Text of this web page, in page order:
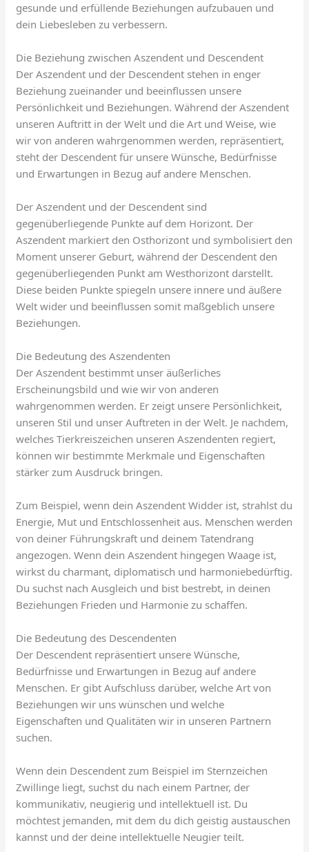
gesunde und erfüllende Beziehungen aufzubauen und
dein Liebesleben zu verbessern.
Die Beziehung zwischen Aszendent und Descendent
Der Aszendent und der Descendent stehen in enger
Beziehung zueinander und beeinflussen unsere
Persönlichkeit und Beziehungen. Während der Aszendent
unseren Auftritt in der Welt und die Art und Weise, wie
wir von anderen wahrgenommen werden, repräsentiert,
steht der Descendent für unsere Wünsche, Bedürfnisse
und Erwartungen in Bezug auf andere Menschen.
Der Aszendent und der Descendent sind
gegenüberliegende Punkte auf dem Horizont. Der
Aszendent markiert den Osthorizont und symbolisiert den
Moment unserer Geburt, während der Descendent den
gegenüberliegenden Punkt am Westhorizont darstellt.
Diese beiden Punkte spiegeln unsere innere und äußere
Welt wider und beeinflussen somit maßgeblich unsere
Beziehungen.
Die Bedeutung des Aszendenten
Der Aszendent bestimmt unser äußerliches
Erscheinungsbild und wie wir von anderen
wahrgenommen werden. Er zeigt unsere Persönlichkeit,
unseren Stil und unser Auftreten in der Welt. Je nachdem,
welches Tierkreiszeichen unseren Aszendenten regiert,
können wir bestimmte Merkmale und Eigenschaften
stärker zum Ausdruck bringen.
Zum Beispiel, wenn dein Aszendent Widder ist, strahlst du
Energie, Mut und Entschlossenheit aus. Menschen werden
von deiner Führungskraft und deinem Tatendrang
angezogen. Wenn dein Aszendent hingegen Waage ist,
wirkst du charmant, diplomatisch und harmoniebedürftig.
Du suchst nach Ausgleich und bist bestrebt, in deinen
Beziehungen Frieden und Harmonie zu schaffen.
Die Bedeutung des Descendenten
Der Descendent repräsentiert unsere Wünsche,
Bedürfnisse und Erwartungen in Bezug auf andere
Menschen. Er gibt Aufschluss darüber, welche Art von
Beziehungen wir uns wünschen und welche
Eigenschaften und Qualitäten wir in unseren Partnern
suchen.
Wenn dein Descendent zum Beispiel im Sternzeichen
Zwillinge liegt, suchst du nach einem Partner, der
kommunikativ, neugierig und intellektuell ist. Du
möchtest jemanden, mit dem du dich geistig austauschen
kannst und der deine intellektuelle Neugier teilt.